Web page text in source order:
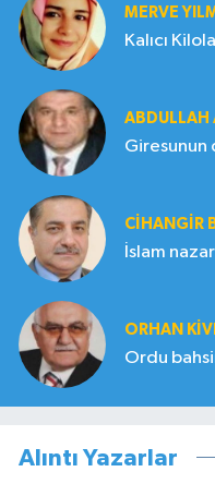
MERVE
Kalıcı
ABDULLAH
Giresunun
CIHANGIR
İslam
ORHAN
Ordu
Alıntı Yazarlar